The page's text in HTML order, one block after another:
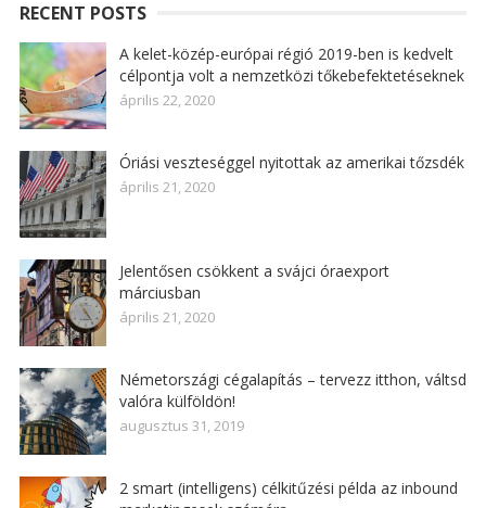
RECENT POSTS
A kelet-közép-európai régió 2019-ben is kedvelt
célpontja volt a nemzetközi tőkebefektetéseknek
április 22, 2020
Óriási veszteséggel nyitottak az amerikai tőzsdék
április 21, 2020
Jelentősen csökkent a svájci óraexport
márciusban
április 21, 2020
Németországi cégalapítás – tervezz itthon, váltsd
valóra külföldön!
augusztus 31, 2019
2 smart (intelligens) célkitűzési példa az inbound